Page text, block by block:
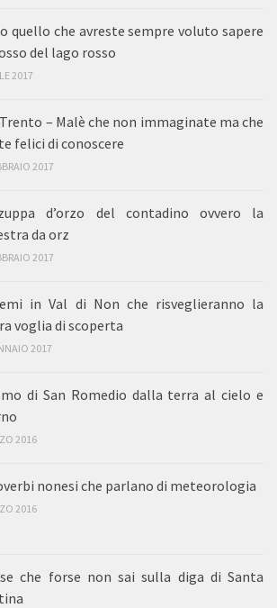
quello che avreste sempre voluto sapere
del lago rosso
2017
– Malè che non immaginate ma che
felici di conoscere
2017
d’orzo del contadino ovvero la
da orz
2017
in Val di Non che risveglieranno la
voglia di scoperta
2017
di San Romedio dalla terra al cielo e
2016
nonesi che parlano di meteorologia
2016
che forse non sai sulla diga di Santa